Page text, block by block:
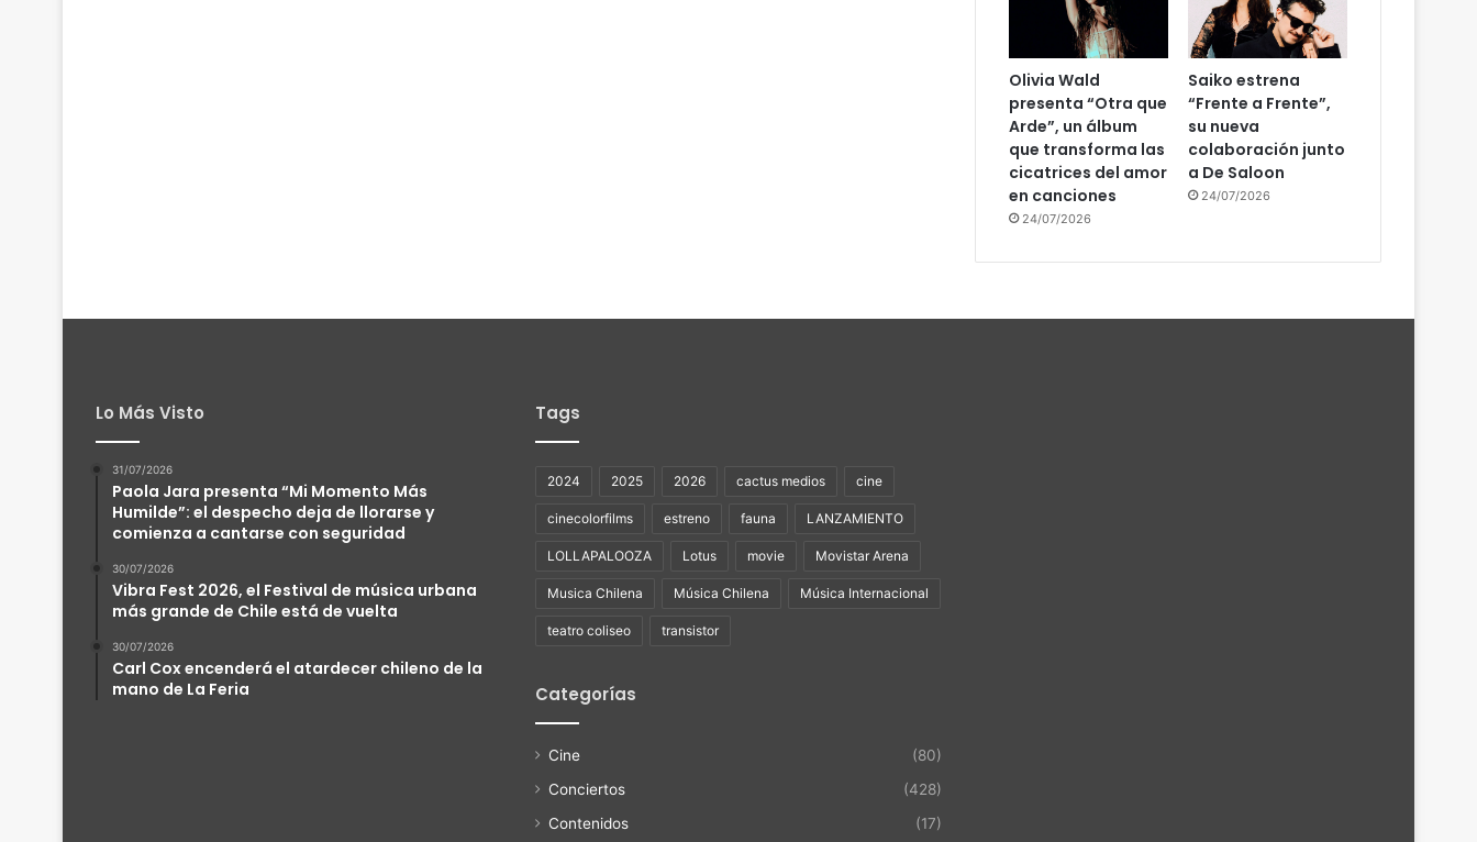
Olivia Wald
presenta “Otra que
Arde”, un álbum
que transforma las
cicatrices del amor
en canciones
24/07/2026
Saiko estrena
“Frente a Frente”,
su nueva
colaboración junto
a De Saloon
24/07/2026
Lo Más Visto
31/07/2026
Paola Jara presenta “Mi Momento Más
Humilde”: el despecho deja de llorarse y
comienza a cantarse con seguridad
30/07/2026
Vibra Fest 2026, el Festival de música urbana
más grande de Chile está de vuelta
30/07/2026
Carl Cox encenderá el atardecer chileno de la
mano de La Feria
Tags
2024 2025 2026 cactus medios cine
cinecolorfilms estreno fauna LANZAMIENTO
LOLLAPALOOZA Lotus movie Movistar Arena
Musica Chilena Música Chilena Música Internacional
teatro coliseo transistor
Categorías
Cine
(80)
Conciertos
(428)
Contenidos
(17)